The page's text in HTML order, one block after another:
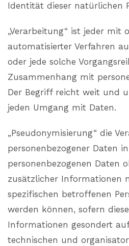
Identität dieser natürlichen
„Verarbeitung“ ist jeder mit
automatisierter Verfahren
oder jede solche
Zusammenhang mit
Der Begriff reicht weit und
jeden Umgang mit Daten.
„Pseudonymisierung“ die
personenbezogener Daten
personenbezogenen Daten
zusätzlicher Informationen
spezifischen betroffenen
werden können, sofern
Informationen gesondert
technischen und